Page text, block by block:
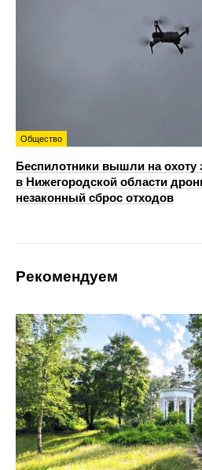
Общество
Беспилотники вышли на охоту
в Нижегородской области
незаконный сброс отходов
Рекомендуем